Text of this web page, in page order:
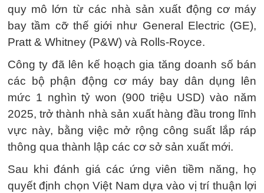
quy mô lớn từ các nhà sản xuất động cơ máy
bay tầm cỡ thế giới như General Electric (GE),
Pratt & Whitney (P&W) và Rolls-Royce.
Công ty đã lên kế hoạch gia tăng doanh số bán
các bộ phận động cơ máy bay dân dụng lên
mức 1 nghìn tỷ won (900 triệu USD) vào năm
2025, trở thành nhà sản xuất hàng đầu trong lĩnh
vực này, bằng việc mở rộng công suất lắp ráp
thông qua thành lập các cơ sở sản xuất mới.
Sau khi đánh giá các ứng viên tiềm năng, họ
quyết định chọn Việt Nam dựa vào vị trí thuận lợi